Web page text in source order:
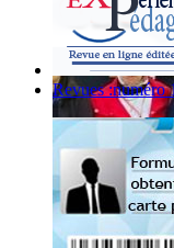
Revues :numéro